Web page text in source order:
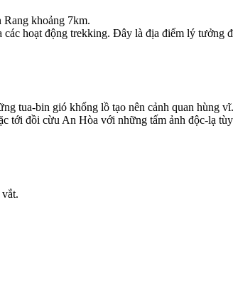
Rang khoảng 7km.
hoạt động trekking. Đây là địa điểm lý tưởng
tua-bin gió khổng lồ tạo nên cảnh quan hùng vĩ.
tới đồi cừu An Hòa với những tấm ảnh độc-lạ